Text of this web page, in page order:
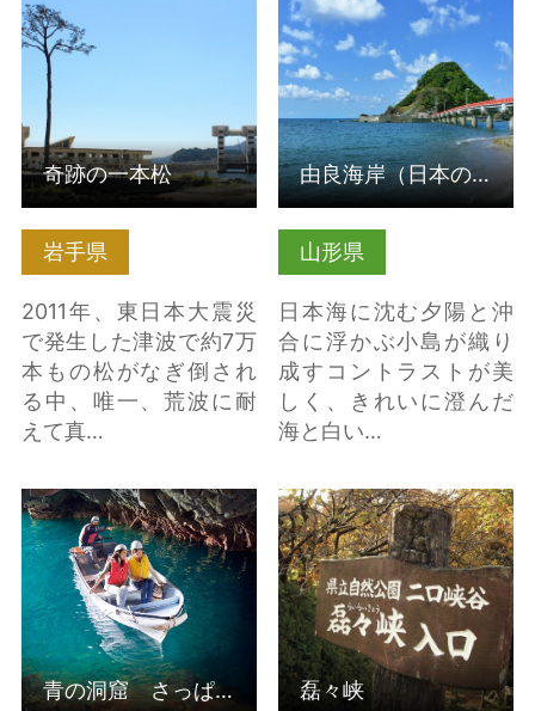
岩手県
2011年、東日本大震災
で発生した津波で約7万
本もの松がなぎ倒され
る中、唯一、荒波に耐
えて真…
こちら
奇跡の一本松
山形県
日本海に沈む夕陽と沖
合に浮かぶ小島が織り
成すコントラストが美
しく、きれいに澄んだ
海と白い…
選） の詳細はこちら
由良海岸（日本の渚百選）
青の洞窟 さっぱ船遊
覧 の詳細はこちら
青の洞窟 さっぱ船遊覧
磊々峡 の詳細はこちら
磊々峡